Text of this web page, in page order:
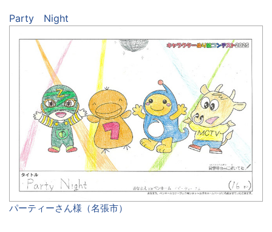
Party Night
パーティーさん様（名張市）